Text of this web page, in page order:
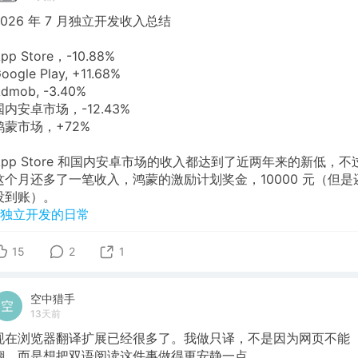
年 7 月独立开发收入总结
Store，-10.88%
Play, +11.68%
-3.40%
内安卓市场，-12.43%
蒙市场，+72%
Store 和国内安卓市场的收入都达到了近两年来的新低，不
个月还多了一笔收入，鸿蒙的激励计划奖金，10000 元（但是
到账）。
立开发的日常
15 2 1
空中猎手
13天前
在浏览器翻译扩展已经很多了。我做只译，不是因为网页不能